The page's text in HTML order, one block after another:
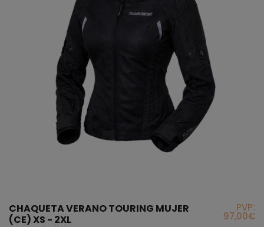
CHAQUETA VERANO TOURING MUJER
(CE) XS - 2XL
PVP:
97,00€